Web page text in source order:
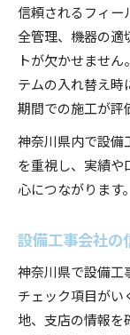
信頼されるフィー
全管理、機器の適
トが欠かせませ
テムの入れ替え時
期間での施工が評
神奈川県内で設備
を重視し、実績
心につながります。
設備工事会社の
神奈川県で設備工
チェック項目がい
地、支店の情報を